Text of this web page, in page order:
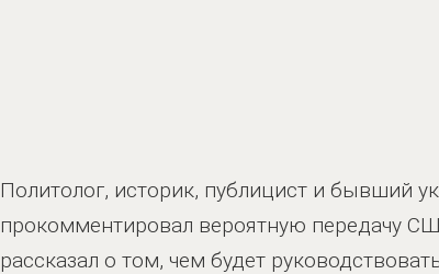
Политолог, историк, публицист и бывший
прокомментировал вероятную передачу
рассказал о том, чем будет